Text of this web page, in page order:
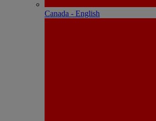
Canada - English